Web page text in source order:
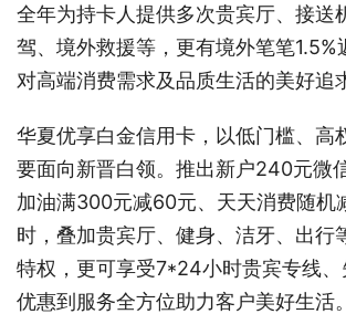
全年为持卡人提供多次贵宾厅、接送
驾、境外救援等，更有境外笔笔1.5%
对高端消费需求及品质生活的美好追
华夏优享白金信用卡，以低门槛、高
要面向新晋白领。推出新户240元微
加油满300元减60元、天天消费随机
时，叠加贵宾厅、健身、洁牙、出行
特权，更可享受7*24小时贵宾专线、
优惠到服务全方位助力客户美好生活。